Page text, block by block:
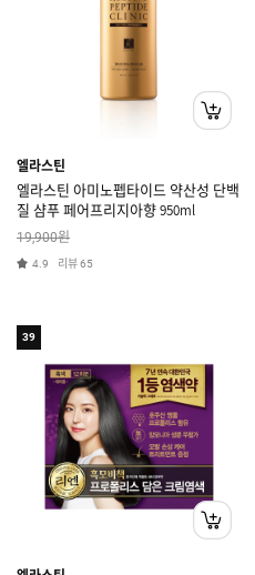
엘라스틴
엘라스틴 아미노펩타이드 약산성 단백
질 샴푸 페어프리지아향 950ml
19,900원
4.9 리뷰65
39